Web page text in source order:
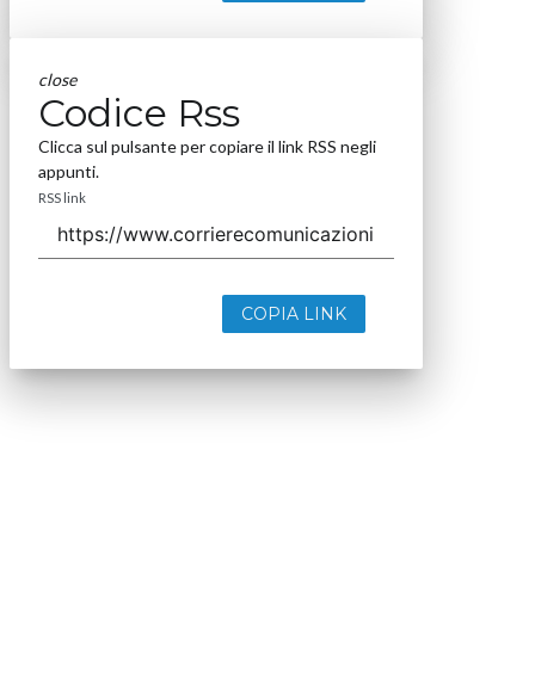
close
Codice Rss
Clicca sul pulsante per copiare il link RSS negli
appunti.
RSS link
COPIA LINK